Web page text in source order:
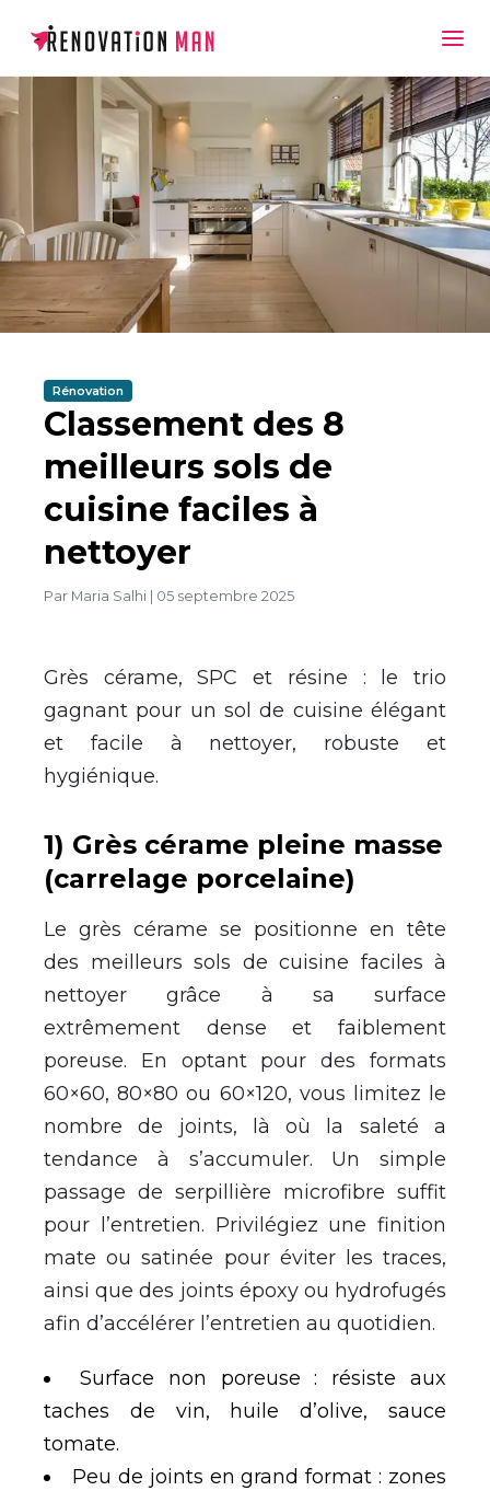
Rénovation
Classement des 8
meilleurs sols de
cuisine faciles à
nettoyer
Par Maria Salhi 05 septembre 2025
Grès cérame, SPC et résine : le trio
gagnant pour un sol de cuisine élégant
et facile à nettoyer, robuste et
hygiénique.
1) Grès cérame pleine masse
(carrelage porcelaine)
Le grès cérame se positionne en tête
des meilleurs sols de cuisine faciles à
nettoyer grâce à sa surface
extrêmement dense et faiblement
poreuse. En optant pour des formats
60×60, 80×80 ou 60×120, vous limitez le
nombre de joints, là où la saleté a
tendance à s’accumuler. Un simple
passage de serpillière microfibre suffit
pour l’entretien. Privilégiez une finition
mate ou satinée pour éviter les traces,
ainsi que des joints époxy ou hydrofugés
afin d’accélérer l’entretien au quotidien.
Surface non poreuse : résiste aux
taches de vin, huile d’olive, sauce
tomate.
Peu de joints en grand format : zones